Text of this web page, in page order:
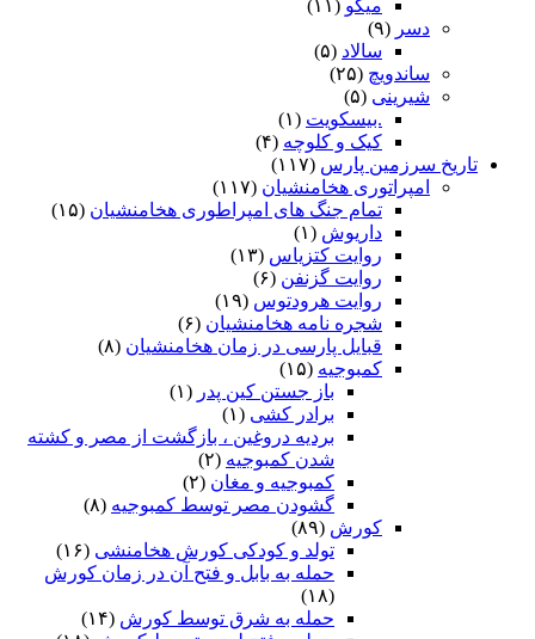
میگو (۱۱)
دسر (۹)
سالاد (۵)
ساندویچ (۲۵)
شیرینی (۵)
.بیسکویت (۱)
کیک و کلوچه (۴)
تاریخ سرزمین پارس (۱۱۷)
امپراتوری هخامنشیان (۱۱۷)
تمام جنگ های امپراطوری هخامنشیان (۱۵)
داریوش (۱)
روایت کتزیاس (۱۳)
روایت گزنفن (۶)
روایت هرودتوس (۱۹)
شجره نامه هخامنشیان (۶)
قبایل پارسی در زمان هخامنشیان (۸)
کمبوجیه (۱۵)
باز جستن کین پدر (۱)
برادر کشی (۱)
بردیه دروغین ، بازگشت از مصر و کشته
شدن کمبوجیه (۲)
کمبوجیه و مغان (۲)
گشودن مصر توسط کمبوجیه (۸)
کورش (۸۹)
تولد و کودکی کورش هخامنشی (۱۶)
حمله به بابل و فتح آن در زمان کورش
(۱۸)
حمله به شرق توسط کورش (۱۴)